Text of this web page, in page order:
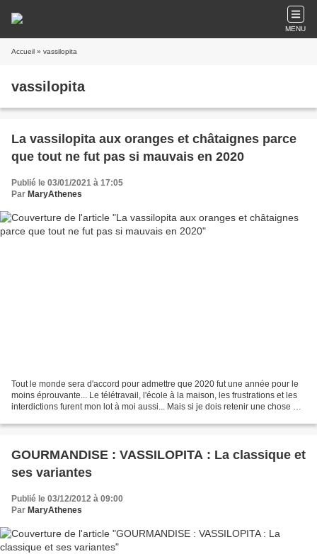
MENU
Accueil » vassilopita
vassilopita
La vassilopita aux oranges et châtaignes parce
que tout ne fut pas si mauvais en 2020
Publié le 03/01/2021 à 17:05
Par MaryAthenes
Tout le monde sera d'accord pour admettre que 2020 fut une année pour le
moins éprouvante... Le télétravail, l'école à la maison, les frustrations et les
interdictions furent mon lot à moi aussi... Mais si je dois retenir une chose de
GOURMANDISE : VASSILOPITA : La classique et
ses variantes
Publié le 03/12/2012 à 09:00
Par MaryAthenes